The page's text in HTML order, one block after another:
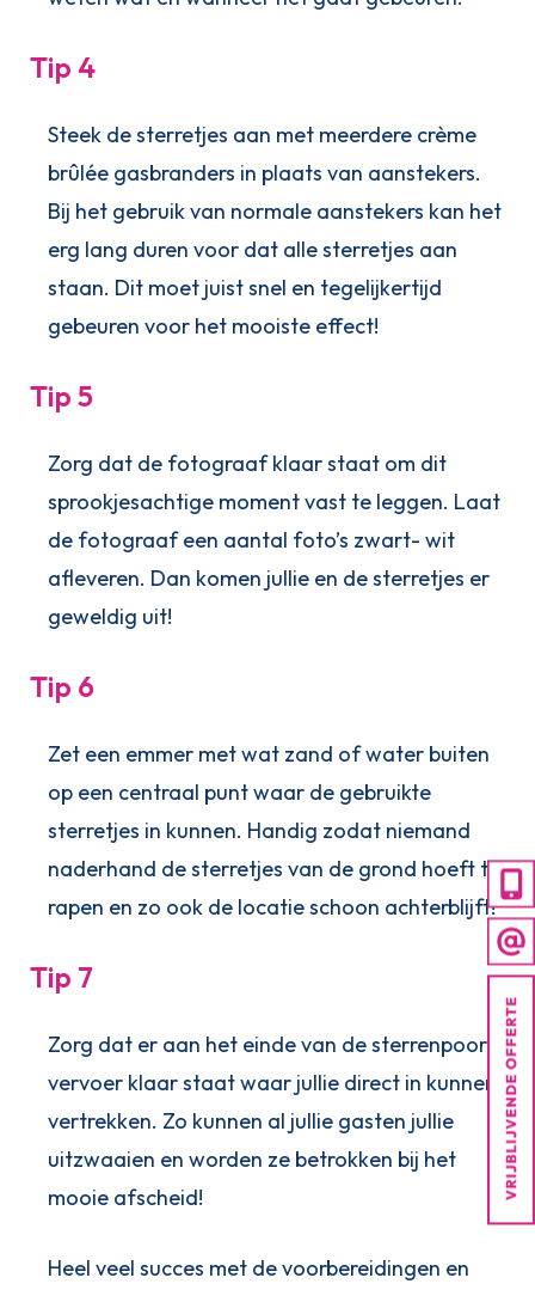
Tip 4
Steek de sterretjes aan met meerdere crème
brûlée gasbranders in plaats van aanstekers.
Bij het gebruik van normale aanstekers kan het
erg lang duren voor dat alle sterretjes aan
staan. Dit moet juist snel en tegelijkertijd
gebeuren voor het mooiste effect!
Tip 5
Zorg dat de fotograaf klaar staat om dit
sprookjesachtige moment vast te leggen. Laat
de fotograaf een aantal foto’s zwart- wit
afleveren. Dan komen jullie en de sterretjes er
geweldig uit!
Tip 6
Zet een emmer met wat zand of water buiten
op een centraal punt waar de gebruikte
sterretjes in kunnen. Handig zodat niemand
naderhand de sterretjes van de grond hoeft te
rapen en zo ook de locatie schoon achterblijft!
Tip 7
Zorg dat er aan het einde van de sterrenpoort
vervoer klaar staat waar jullie direct in kunnen
vertrekken. Zo kunnen al jullie gasten jullie
uitzwaaien en worden ze betrokken bij het
mooie afscheid!
Heel veel succes met de voorbereidingen en